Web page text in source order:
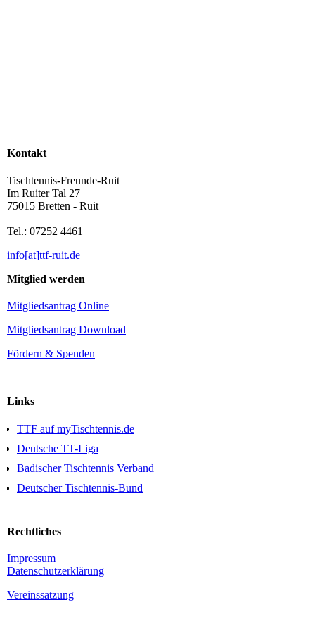
Kontakt
Tischtennis-Freunde-Ruit
Im Ruiter Tal 27
75015 Bretten - Ruit
Tel.: 07252 4461
info[at]ttf-ruit.de
Mitglied werden
Mitgliedsantrag Online
Mitgliedsantrag Download
Fördern & Spenden
Links
TTF auf myTischtennis.de
Deutsche TT-Liga
Badischer Tischtennis Verband
Deutscher Tischtennis-Bund
Rechtliches
Impressum
Daten­schutz­erklärung
Vereinssatzung